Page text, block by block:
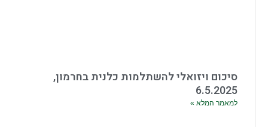
סיכום ויזואלי להשתלמות כלנית בחרמון,
6.5.2025
למאמר המלא »